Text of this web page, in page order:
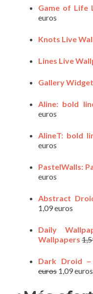
Game of Life
euros
Knots Live
Lines Live
Gallery
Aline: bold
euros
AlineT: bold
euros
PastelWalls:
euros
Abstract
1,09 euros
Daily
Wallpapers
Dark Droid –
euros 1,09 euros